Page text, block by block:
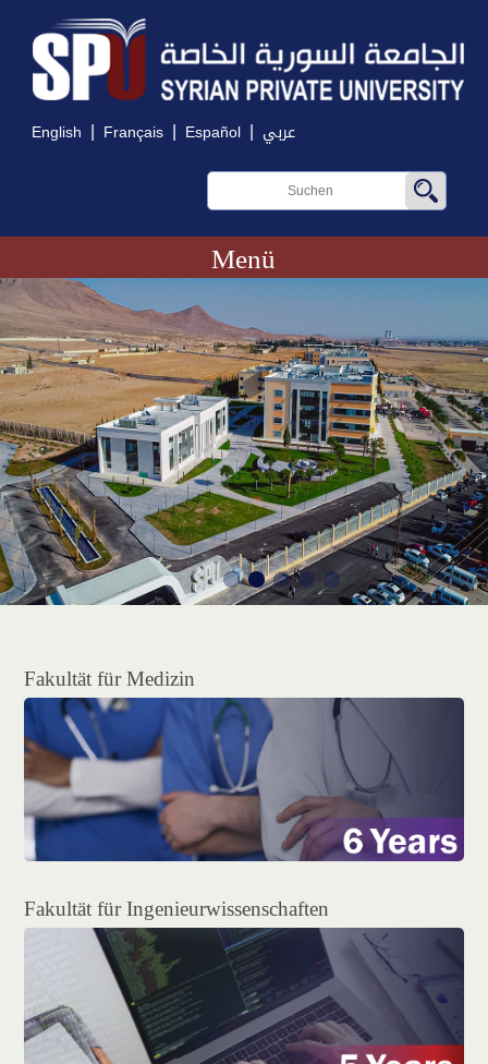
English | Français | Español | عربي
Menü
Fakultät für Medizin
Fakultät für Ingenieurwissenschaften